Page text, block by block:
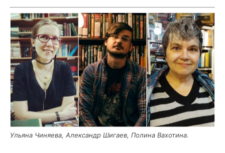
Улья­на Чиня­е­ва, Алек­сандр Шига­ев, Поли­на Вахотина.